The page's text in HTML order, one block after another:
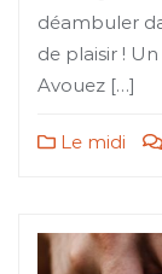
déambuler
de plaisir !
Avouez […]
Le midi